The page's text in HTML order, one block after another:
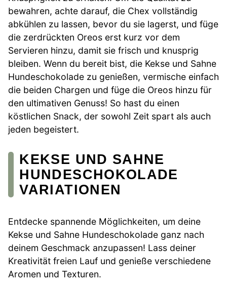
bewahren, achte darauf, die Chex vollständig
abkühlen zu lassen, bevor du sie lagerst, und füge
die zerdrückten Oreos erst kurz vor dem
Servieren hinzu, damit sie frisch und knusprig
bleiben. Wenn du bereit bist, die Kekse und Sahne
Hundeschokolade zu genießen, vermische einfach
die beiden Chargen und füge die Oreos hinzu für
den ultimativen Genuss! So hast du einen
köstlichen Snack, der sowohl Zeit spart als auch
jeden begeistert.
KEKSE UND SAHNE
HUNDESCHOKOLADE
VARIATIONEN
Entdecke spannende Möglichkeiten, um deine
Kekse und Sahne Hundeschokolade ganz nach
deinem Geschmack anzupassen! Lass deiner
Kreativität freien Lauf und genieße verschiedene
Aromen und Texturen.